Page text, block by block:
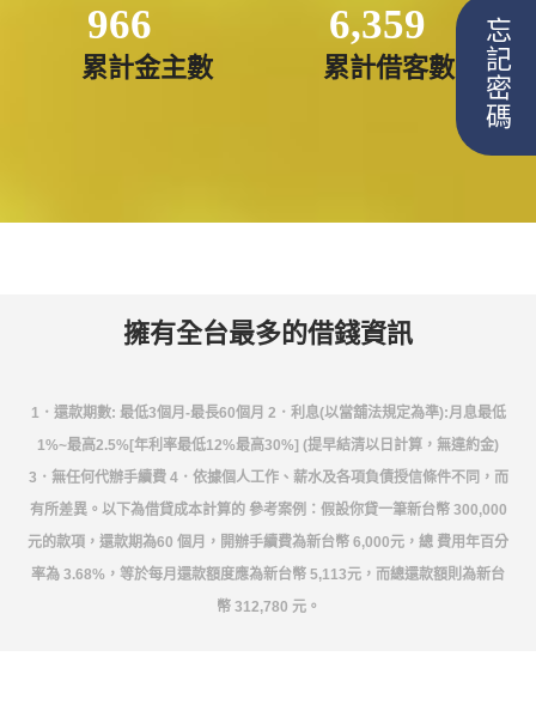
966
累計金主數
6,359
累計借客數
擁有全台最多的借錢資訊
1．還款期數: 最低3個月-最長60個月 2．利息(以當舖法規定為準):月息最低
1%~最高2.5%[年利率最低12%最高30%] (提早結清以日計算，無違約金)
3．無任何代辦手續費 4．依據個人工作、薪水及各項負債授信條件不同，而
有所差異。以下為借貸成本計算的 參考案例：假設你貸一筆新台幣 300,000
元的款項，還款期為60 個月，開辦手續費為新台幣 6,000元，總 費用年百分
率為 3.68%，等於每月還款額度應為新台幣 5,113元，而總還款額則為新台
幣 312,780 元。
忘記密碼